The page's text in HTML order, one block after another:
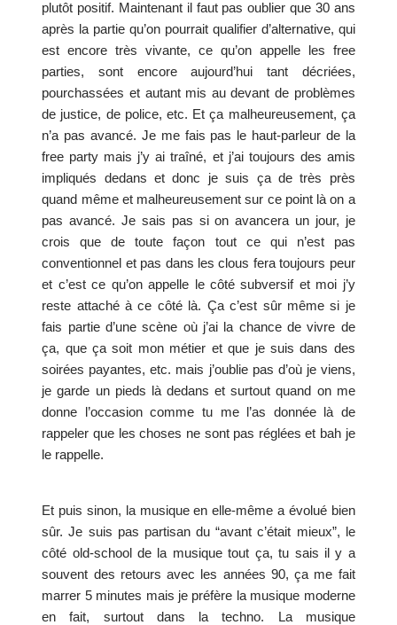
plutôt positif. Maintenant il faut pas oublier que 30 ans
après la partie qu’on pourrait qualifier d’alternative, qui
est encore très vivante, ce qu’on appelle les free
parties, sont encore aujourd’hui tant décriées,
pourchassées et autant mis au devant de problèmes
de justice, de police, etc. Et ça malheureusement, ça
n’a pas avancé. Je me fais pas le haut-parleur de la
free party mais j’y ai traîné, et j’ai toujours des amis
impliqués dedans et donc je suis ça de très près
quand même et malheureusement sur ce point là on a
pas avancé. Je sais pas si on avancera un jour, je
crois que de toute façon tout ce qui n’est pas
conventionnel et pas dans les clous fera toujours peur
et c’est ce qu’on appelle le côté subversif et moi j’y
reste attaché à ce côté là. Ça c’est sûr même si je
fais partie d’une scène où j’ai la chance de vivre de
ça, que ça soit mon métier et que je suis dans des
soirées payantes, etc. mais j’oublie pas d’où je viens,
je garde un pieds là dedans et surtout quand on me
donne l’occasion comme tu me l’as donnée là de
rappeler que les choses ne sont pas réglées et bah je
le rappelle.
Et puis sinon, la musique en elle-même a évolué bien
sûr. Je suis pas partisan du “avant c’était mieux”, le
côté old-school de la musique tout ça, tu sais il y a
souvent des retours avec les années 90, ça me fait
marrer 5 minutes mais je préfère la musique moderne
en fait, surtout dans la techno. La musique